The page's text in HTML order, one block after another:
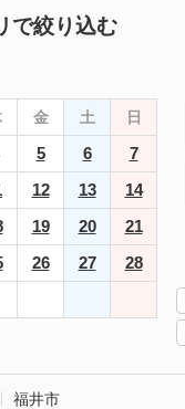
で絞り込む
金 土 日
5 6
7
12 13
14
19 20
21
26 27
28
福井市